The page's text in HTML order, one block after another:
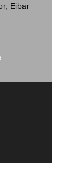
Eibar